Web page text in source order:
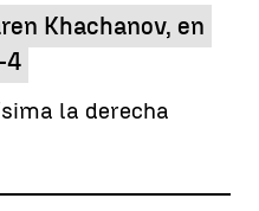
Khachanov, en
4
la derecha